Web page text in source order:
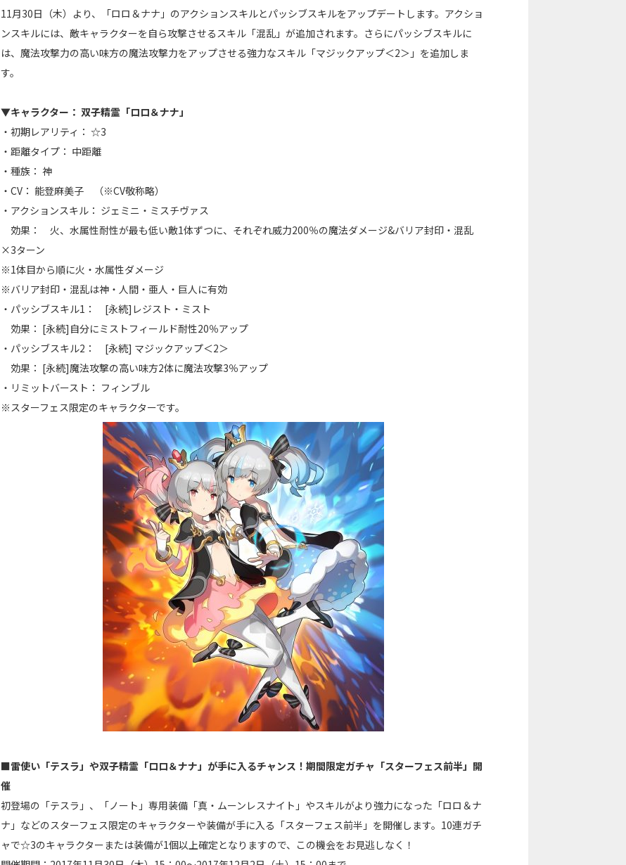
11月30日（木）より、「ロロ＆ナナ」のアクションスキルとパッシブスキルをアップデートします。アクショ
ンスキルには、敵キャラクターを自ら攻撃させるスキル「混乱」が追加されます。さらにパッシブスキルに
は、魔法攻撃力の高い味方の魔法攻撃力をアップさせる強力なスキル「マジックアップ＜2＞」を追加しま
す。
▼キャラクター： 双子精霊「ロロ＆ナナ」
・初期レアリティ： ☆3
・距離タイプ： 中距離
・種族： 神
・CV： 能登麻美子 （※CV敬称略）
・アクションスキル： ジェミニ・ミスチヴァス
効果： 火、水属性耐性が最も低い敵1体ずつに、それぞれ威力200％の魔法ダメージ&バリア封印・混乱
×3ターン
※1体目から順に火・水属性ダメージ
※バリア封印・混乱は神・人間・亜人・巨人に有効
・パッシブスキル1： [永続]レジスト・ミスト
効果： [永続]自分にミストフィールド耐性20％アップ
・パッシブスキル2： [永続] マジックアップ＜2＞
効果： [永続]魔法攻撃の高い味方2体に魔法攻撃3％アップ
・リミットバースト： フィンブル
※スターフェス限定のキャラクターです。
■雷使い「テスラ」や双子精霊「ロロ＆ナナ」が手に入るチャンス！期間限定ガチャ「スターフェス前半」開
催
初登場の「テスラ」、「ノート」専用装備「真・ムーンレスナイト」やスキルがより強力になった「ロロ＆ナ
ナ」などのスターフェス限定のキャラクターや装備が手に入る「スターフェス前半」を開催します。10連ガチ
ャで☆3のキャラクターまたは装備が1個以上確定となりますので、この機会をお見逃しなく！